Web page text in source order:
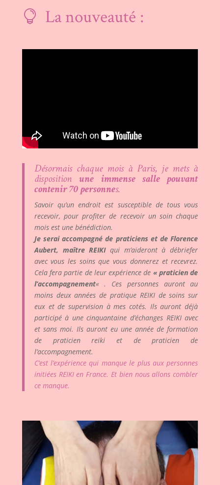
 La nouveauté :
Désormais chaque mois à Paris, je mets à
dispositionune immense salle pouvant
contenir 70 personnes.
Savoir qu’un endroit est susceptible de tous vous
recevoir, pour profiter de recevoir un soin chaque
mois est une bénédiction.
Je serai accompagné de praticiens et de Florence
Aubert, maître REIKIqui m’aideront à débriefer
avec vous les soins que vous donnerez et recevrez.
Cela fera partie de leur expérience de « praticien de
l’accompagnement« . Ces personnes auront au
moins deux années de pratique REIKI de soins sur
eux et de supervision à mes cotés. Ils auront déjà
participé à une cinquantaine d’échanges REIKI avec
et sans moi. Ils auront eu une année de formation
de praticien reiki et de praticien de
l’accompagnement.
C’est l’expérience qui manque le plus aux personnes
initiées REIKI en France. Et bien nous allons combler
ce manque.